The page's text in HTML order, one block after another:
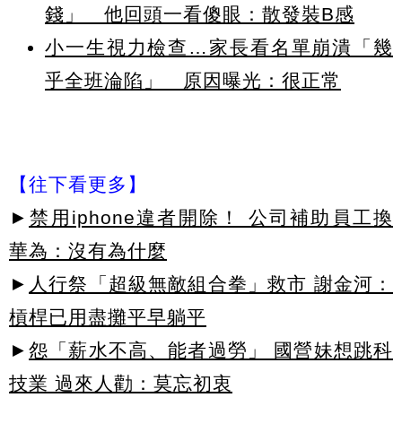
錢」 他回頭一看傻眼：散發裝B感
小一生視力檢查…家長看名單崩潰「幾
乎全班淪陷」 原因曝光：很正常
【往下看更多】
► 禁用iphone違者開除！ 公司補助員工換
華為：沒有為什麼
► 人行祭「超級無敵組合拳」救市 謝金河：
槓桿已用盡攤平早躺平
► 怨「薪水不高、能者過勞」 國營妹想跳科
技業 過來人勸：莫忘初衷